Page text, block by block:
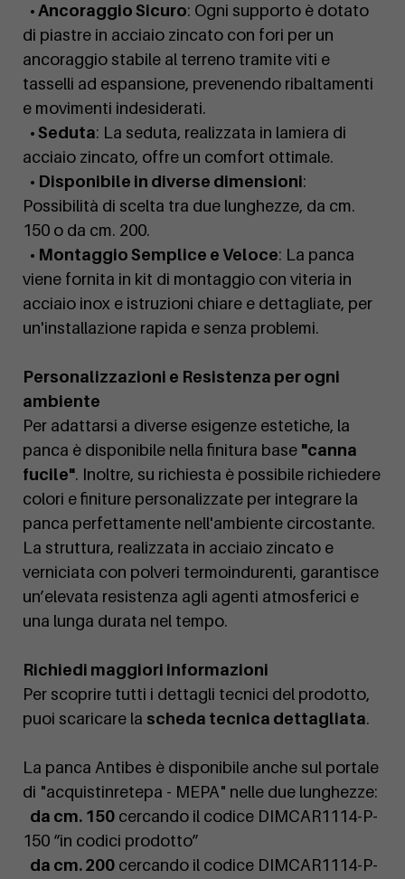
• Ancoraggio Sicuro: Ogni supporto è dotato
di piastre in acciaio zincato con fori per un
ancoraggio stabile al terreno tramite viti e
tasselli ad espansione, prevenendo ribaltamenti
e movimenti indesiderati.
• Seduta: La seduta, realizzata in lamiera di
acciaio zincato, offre un comfort ottimale.
• Disponibile in diverse dimensioni:
Possibilità di scelta tra due lunghezze, da cm.
150 o da cm. 200.
• Montaggio Semplice e Veloce: La panca
viene fornita in kit di montaggio con viteria in
acciaio inox e istruzioni chiare e dettagliate, per
un'installazione rapida e senza problemi.
Personalizzazioni e Resistenza per ogni
ambiente
Per adattarsi a diverse esigenze estetiche, la
panca è disponibile nella finitura base "canna
fucile". Inoltre, su richiesta è possibile richiedere
colori e finiture personalizzate per integrare la
panca perfettamente nell'ambiente circostante.
La struttura, realizzata in acciaio zincato e
verniciata con polveri termoindurenti, garantisce
un’elevata resistenza agli agenti atmosferici e
una lunga durata nel tempo.
Richiedi maggiori informazioni
Per scoprire tutti i dettagli tecnici del prodotto,
puoi scaricare la scheda tecnica dettagliata.
La panca Antibes è disponibile anche sul portale
di "acquistinretepa - MEPA" nelle due lunghezze:
da cm. 150 cercando il codice DIMCAR1114-P-
150 “in codici prodotto”
da cm. 200 cercando il codice DIMCAR1114-P-